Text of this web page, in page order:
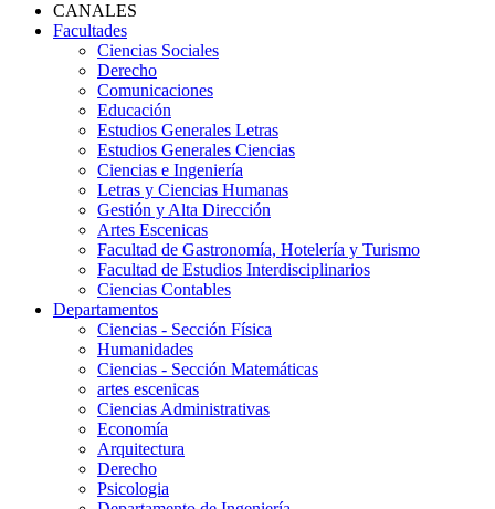
CANALES
Facultades
Ciencias Sociales
Derecho
Comunicaciones
Educación
Estudios Generales Letras
Estudios Generales Ciencias
Ciencias e Ingeniería
Letras y Ciencias Humanas
Gestión y Alta Dirección
Artes Escenicas
Facultad de Gastronomía, Hotelería y Turismo
Facultad de Estudios Interdisciplinarios
Ciencias Contables
Departamentos
Ciencias - Sección Física
Humanidades
Ciencias - Sección Matemáticas
artes escenicas
Ciencias Administrativas
Economía
Arquitectura
Derecho
Psicologia